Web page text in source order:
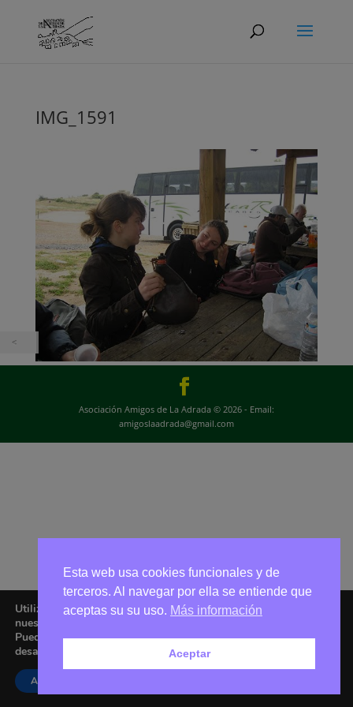
IMG_1591
Asociación Amigos de La Adrada © 2026 - Email:
amigoslaadrada@gmail.com
Utilizamos cookies para ofrecerte la mejor experiencia en
nuestra web.
Puedes aprender más sobre qué cookies utilizamos o
desactivarlas en los
Aceptar
Esta web usa cookies funcionales y de
terceros. Al navegar por ella se entiende que
aceptas su su uso. Más información
Aceptar